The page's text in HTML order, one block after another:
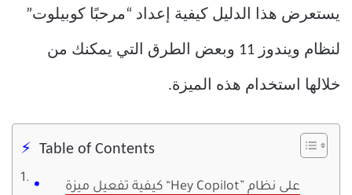
يستعرض هذا الدليل كيفية إعداد “مرحبًا كوبيلوت”
لنظام ويندوز 11 وبعض الطرق التي يمكنك من
خلالها استخدام هذه الميزة.
Table of Contents
كيفية تفعيل ميزة “Hey Copilot” على نظام